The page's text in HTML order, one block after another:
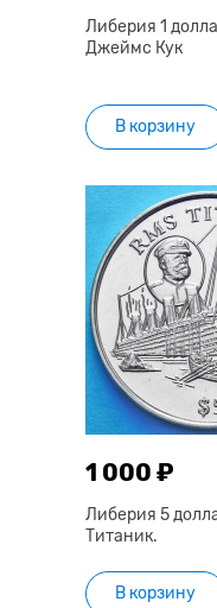
Либерия 1
Джеймс Кук
В корзину
1 000 ₽
Либерия 5
Титаник.
В корзину